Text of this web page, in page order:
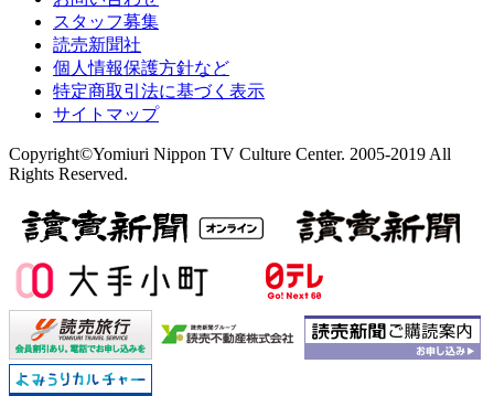
スタッフ募集
読売新聞社
個人情報保護方針など
特定商取引法に基づく表示
サイトマップ
Copyright©Yomiuri Nippon TV Culture Center. 2005-2019 All
Rights Reserved.